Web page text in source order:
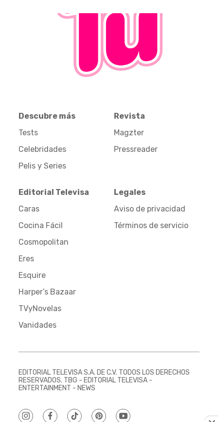
Descubre más
Tests
Celebridades
Pelis y Series
Revista
Magzter
Pressreader
Editorial Televisa
Caras
Cocina Fácil
Cosmopolitan
Eres
Esquire
Harper’s Bazaar
TVyNovelas
Vanidades
Legales
Aviso de privacidad
Términos de servicio
EDITORIAL TELEVISA S.A. DE C.V. TODOS LOS DERECHOS
RESERVADOS. TBG - EDITORIAL TELEVISA -
ENTERTAINMENT - NEWS